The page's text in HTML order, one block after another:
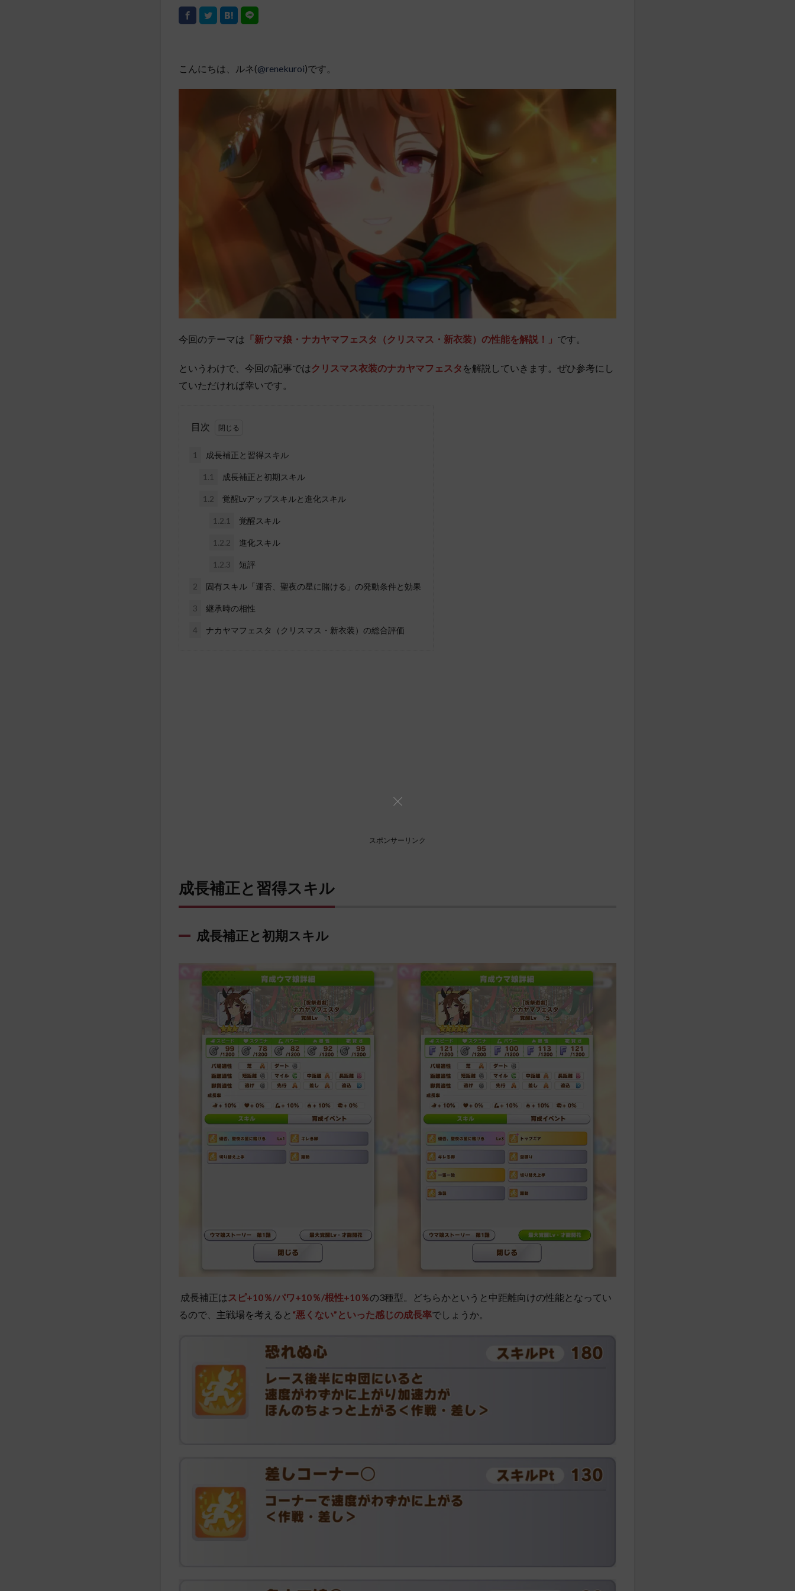
こんにちは、ルネ(@renekuroi)です。
今回のテーマは 「新ウマ娘・ナカヤマフェスタ（クリスマス・新衣装） の性能を解説！」 です。
というわけで、今回の記事では クリスマス衣装のナカヤマフェスタ を解説していきます。ぜひ参考にし
ていただければ幸いです。
目次
1 成長補正と習得スキル
1.1 成長補正と初期スキル
1.2 覚醒Lvアップスキルと進化スキル
1.2.1 覚醒スキル
1.2.2 進化スキル
1.2.3 短評
2 固有スキル「運否、聖夜の星に賭ける」の発動条件と効果
3 継承時の相性
4 ナカヤマフェスタ（クリスマス・新衣装）の総合評価
スポンサーリンク
成長補正と習得スキル
成長補正と初期スキル
成長補正は スピ+10％/パワ+10％/根性+10％の3種型。どちらかというと中距離向けの性能となってい
るので、 主戦場を考えると “悪くない”といった感じの成長率でしょうか。